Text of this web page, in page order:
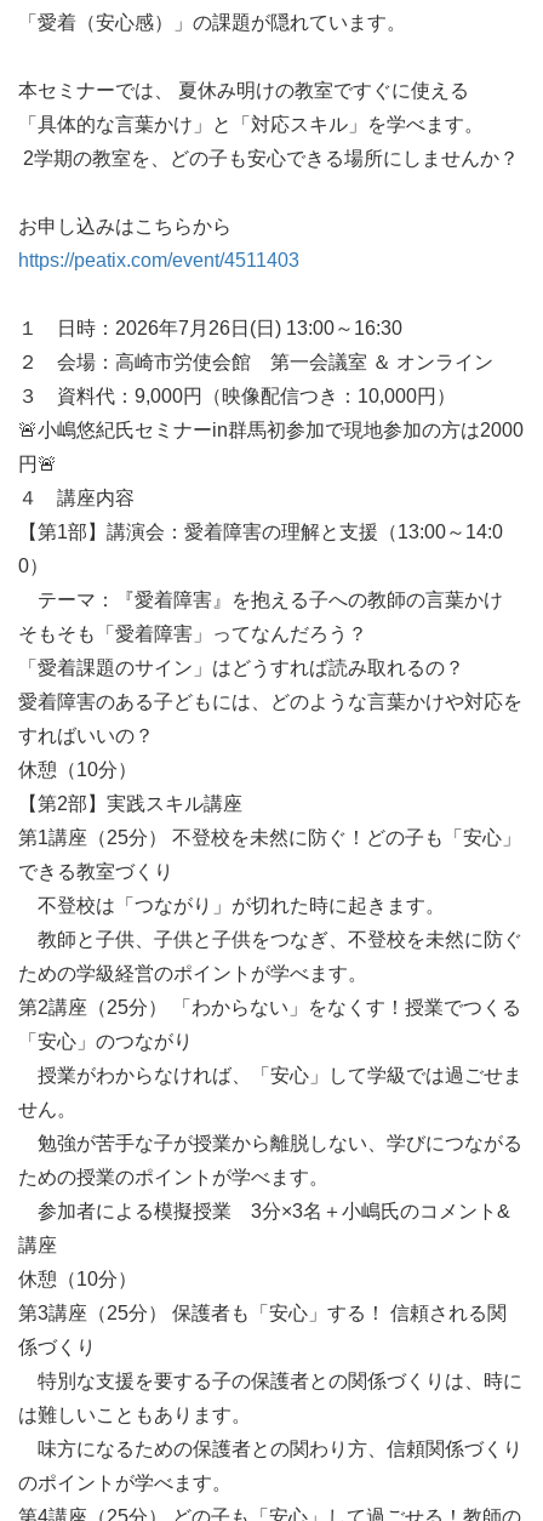
「愛着（安心感）」の課題が隠れています。
本セミナーでは、 夏休み明けの教室ですぐに使える
「具体的な言葉かけ」と「対応スキル」を学べます。
https://peatix.com/event/4511403
１　日時：2026年7月26日(日) 13:00～16:30
２　会場：高崎市労使会館　第一会議室 ＆ オンライン
３　資料代：9,000円（映像配信つき：10,000円）
🚨小嶋悠紀氏セミナーin群馬初参加で現地参加の方は2000
円🚨
４　講座内容
【第1部】講演会：愛着障害の理解と支援（13:00～14:0
0）
テーマ：『愛着障害』を抱える子への教師の言葉かけ
そもそも「愛着障害」ってなんだろう？
「愛着課題のサイン」はどうすれば読み取れるの？
愛着障害のある子どもには、どのような言葉かけや対応を
すればいいの？
休憩（10分）
【第2部】実践スキル講座
第1講座（25分） 不登校を未然に防ぐ！どの子も「安心」
できる教室づくり
不登校は「つながり」が切れた時に起きます。
教師と子供、子供と子供をつなぎ、不登校を未然に防ぐ
ための学級経営のポイントが学べます。
第2講座（25分） 「わからない」をなくす！授業でつくる
「安心」のつながり
授業がわからなければ、「安心」して学級では過ごせま
せん。
勉強が苦手な子が授業から離脱しない、学びにつながる
ための授業のポイントが学べます。
参加者による模擬授業　3分×3名＋小嶋氏のコメント&
講座
休憩（10分）
第3講座（25分） 保護者も「安心」する！ 信頼される関
係づくり
特別な支援を要する子の保護者との関係づくりは、時に
は難しいこともあります。
味方になるための保護者との関わり方、信頼関係づくり
のポイントが学べます。
第4講座（25分） どの子も「安心」して過ごせる！教師の